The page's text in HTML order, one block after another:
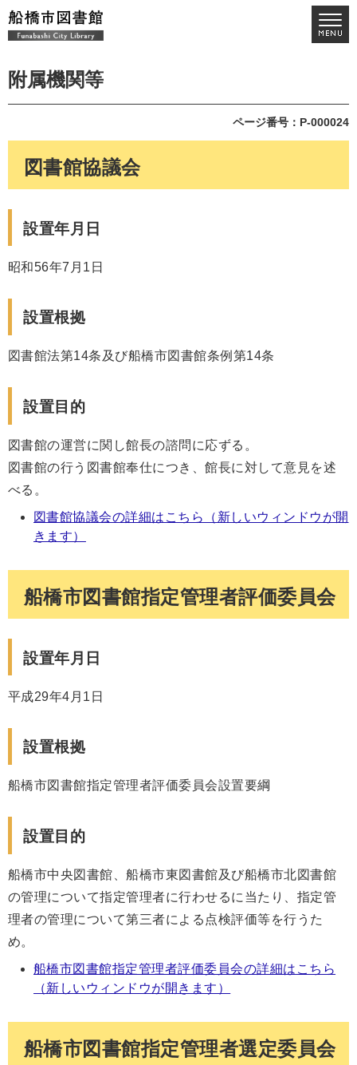
附属機関等
ページ番号：P-000024
図書館協議会
設置年月日
昭和56年7月1日
設置根拠
図書館法第14条及び船橋市図書館条例第14条
設置目的
図書館の運営に関し館長の諮問に応ずる。
図書館の行う図書館奉仕につき、館長に対して意見を述
べる。
図書館協議会の詳細はこちら（新しいウィンドウが開
きます）
船橋市図書館指定管理者評価委員会
設置年月日
平成29年4月1日
設置根拠
船橋市図書館指定管理者評価委員会設置要綱
設置目的
船橋市中央図書館、船橋市東図書館及び船橋市北図書館
の管理について指定管理者に行わせるに当たり、指定管
理者の管理について第三者による点検評価等を行うた
め。
船橋市図書館指定管理者評価委員会の詳細はこちら
（新しいウィンドウが開きます）
船橋市図書館指定管理者選定委員会